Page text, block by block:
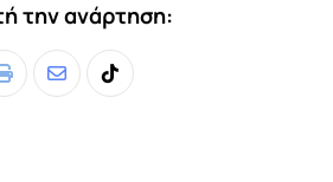
την ανάρτηση:
Print
ShareTiktok